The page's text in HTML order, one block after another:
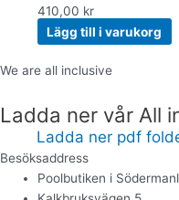
410,00 kr
Lägg till i varukorg
We are all inclusive
Ladda ner vår All
Ladda ner pdf
Besöksaddress
Poolbutiken i